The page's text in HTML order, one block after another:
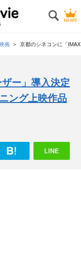
画 京都のシネコンに「
ー」導入決定
ング上映作品